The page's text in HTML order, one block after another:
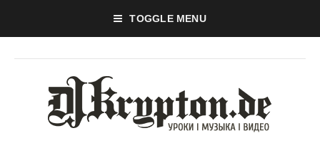
TOGGLE MENU